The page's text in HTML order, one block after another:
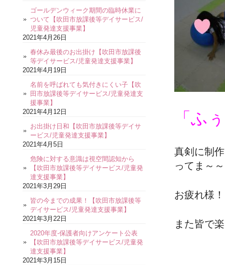
「ふ
真剣に制
ってま～
お疲れ様！
また皆で
ゴールデンウィーク期間の臨時休業に
ついて【吹田市放課後等デイサービス/
児童発達支援事業】
2021年4月26日
春休み最後のお出掛け【吹田市放課後
等デイサービス/児童発達支援事業】
2021年4月19日
名前を呼ばれても気付きにくい子【吹
田市放課後等デイサービス/児童発達支
援事業】
2021年4月12日
お出掛け日和【吹田市放課後等デイサ
ービス/児童発達支援事業】
2021年4月5日
危険に対する意識は視空間認知から
【吹田市放課後等デイサービス/児童発
達支援事業】
2021年3月29日
皆の今までの成果！【吹田市放課後等
デイサービス/児童発達支援事業】
2021年3月22日
2020年度-保護者向けアンケート公表
【吹田市放課後等デイサービス/児童発
達支援事業】
2021年3月15日